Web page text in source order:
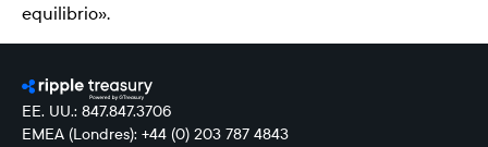
equilibrio».
EE. UU.: 847.847.3706
EMEA (Londres): +44 (0) 203 787 4843